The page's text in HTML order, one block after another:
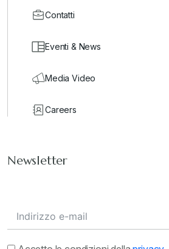
Contatti
Eventi & News
Media Video
Careers
Newsletter